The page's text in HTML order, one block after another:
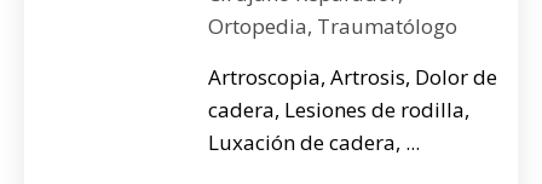
Ortopedia, Traumatólogo
Artroscopia, Artrosis, Dolor de
cadera, Lesiones de rodilla,
Luxación de cadera, ...